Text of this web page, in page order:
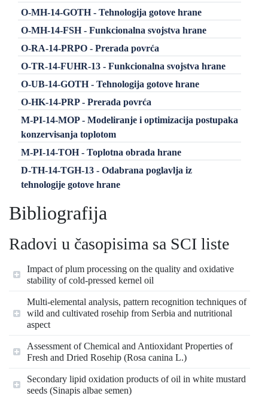
O-MH-14-GOTH - Tehnologija gotove hrane
O-MH-14-FSH - Funkcionalna svojstva hrane
O-RA-14-PRPO - Prerada povrća
O-TR-14-FUHR-13 - Funkcionalna svojstva hrane
O-UB-14-GOTH - Tehnologija gotove hrane
O-HK-14-PRP - Prerada povrća
M-PI-14-MOP - Modeliranje i optimizacija postupaka
konzervisanja toplotom
M-PI-14-TOH - Toplotna obrada hrane
D-TH-14-TGH-13 - Odabrana poglavlja iz
tehnologije gotove hrane
Bibliografija
Radovi u časopisima sa SCI liste
Impact of plum processing on the quality and oxidative
stability of cold-pressed kernel oil
Multi-elemental analysis, pattern recognition techniques of
wild and cultivated rosehip from Serbia and nutritional
aspect
Assessment of Chemical and Antioxidant Properties of
Fresh and Dried Rosehip (Rosa canina L.)
Secondary lipid oxidation products of oil in white mustard
seeds (Sinapis albae semen)